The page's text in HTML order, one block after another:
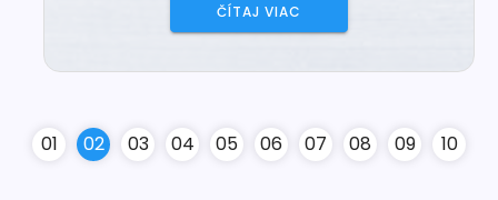
ČÍTAJ VIAC
01 02 03 04 05 06 07 08 09 10